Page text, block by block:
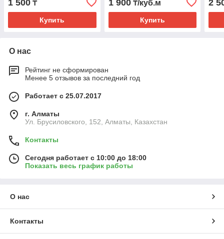
1 500 ₸
Купить
1 900₸/куб.м
Купить
2
О нас
Рейтинг не сформирован
Менее 5 отзывов за последний год
Работает с 25.07.2017
г. Алматы
Ул. Брусиловского, 152, Алматы, Казахстан
Контакты
Сегодня работает с 10:00 до 18:00
Показать весь график работы
О нас
Контакты